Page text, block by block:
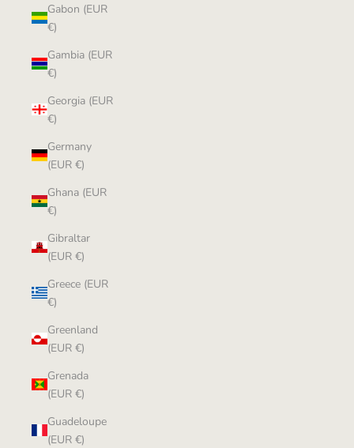
Gabon (EUR
€)
Gambia (EUR
€)
Georgia (EUR
€)
Germany
(EUR €)
Ghana (EUR
€)
Gibraltar
(EUR €)
Greece (EUR
€)
Greenland
(EUR €)
Grenada
(EUR €)
Guadeloupe
(EUR €)